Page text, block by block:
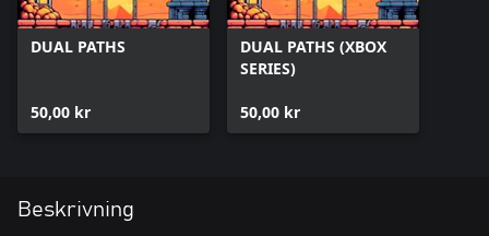
DUAL PATHS
50,00 kr
DUAL PATHS (XBOX
SERIES)
50,00 kr
Beskrivning